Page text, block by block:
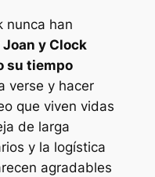
nunca han
Joan y Clock
su tiempo
verse y hacer
que viven vidas
de larga
y la logística
agradables